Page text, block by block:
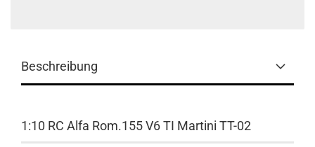
Beschreibung
1:10 RC Alfa Rom.155 V6 TI Martini TT-02